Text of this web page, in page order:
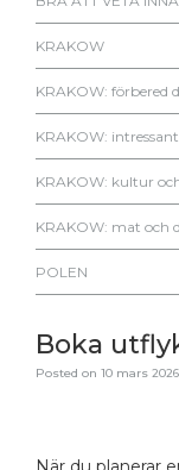
KRAKOW
KRAKOW: förbered
KRAKOW:
KRAKOW: kultur
KRAKOW: mat och
POLEN
Boka
Posted on 10 mars 2026